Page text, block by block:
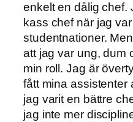
enkelt en dålig chef.
kass chef när jag
studentnationer.
att jag var ung, dum
min roll. Jag är
fått mina assistenter
jag varit en bättre
jag inte mer